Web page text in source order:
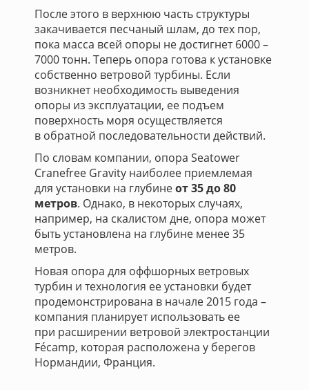
После этого в верхнюю часть структуры
закачивается песчаный шлам, до тех пор,
пока масса всей опоры не достигнет 6000 –
7000 тонн. Теперь опора готова к установке
собственно ветровой турбины. Если
возникнет необходимость выведения
опоры из эксплуатации, ее подъем
поверхность моря осуществляется
в обратной последовательности действий.
По словам компании, опора Seatower
Cranefree Gravity наиболее приемлемая
для установки на глубинеот 35 до 80
метров. Однако, в некоторых случаях,
например, на скалистом дне, опора может
быть установлена на глубине менее 35
метров.
Новая опора для оффшорных ветровых
турбин и технология ее установки будет
продемонстрирована в начале 2015 года –
компания планирует использовать ее
при расширении ветровой электростанции
Fécamp, которая расположена у берегов
Нормандии, Франция.